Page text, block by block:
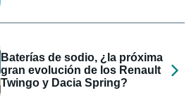
Baterías de sodio, ¿la próxima
gran evolución de los Renault
Twingo y Dacia Spring?